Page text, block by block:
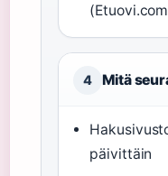
4 Mitä
päivittäin